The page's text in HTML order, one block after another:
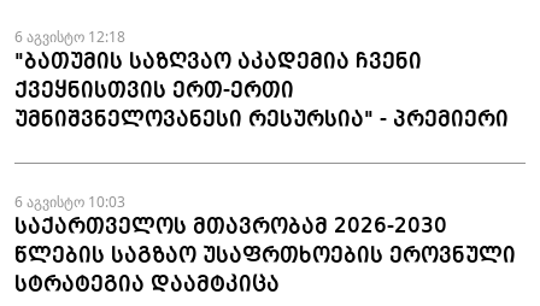
6 აგვისტო 12:18
"ბათუმის საზღვაო აკადემია ჩვენი
ქვეყნისთვის ერთ-ერთი
უმნიშვნელოვანესი რესურსია" - პრემიერი
6 აგვისტო 10:03
საქართველოს მთავრობამ 2026-2030
წლების საგზაო უსაფრთხოების ეროვნული
სტრატეგია დაამტკიცა